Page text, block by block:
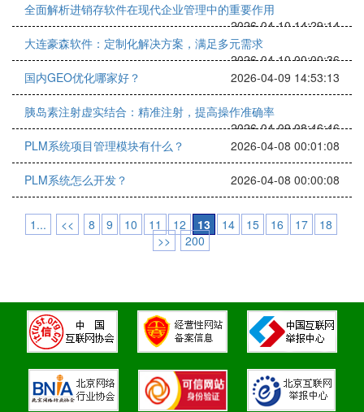
全面解析进销存软件在现代企业管理中的重要作用
2026-04-10 14:29:14
大连豪森软件：定制化解决方案，满足多元需求
2026-04-10 00:00:36
国内GEO优化哪家好？
2026-04-09 14:53:13
胰岛素注射虚实结合：精准注射，提高操作准确率
2026-04-09 08:46:46
PLM系统项目管理模块有什么？
2026-04-08 00:01:08
PLM系统怎么开发？ 2026-04-08 00:00:08
1... << 8 9 10 11 12 13 14 15 16 17
18
>>
200